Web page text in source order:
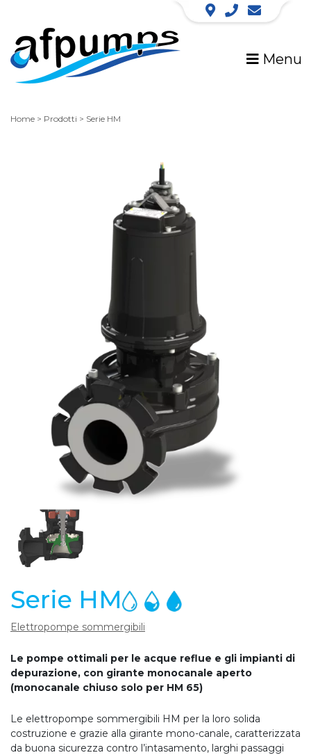
Menu
Home > Prodotti > Serie HM
Serie HM
Elettropompe sommergibili
Le pompe ottimali per le acque reflue e gli impianti di
depurazione, con girante monocanale aperto
(monocanale chiuso solo per HM 65)
Le elettropompe sommergibili HM per la loro solida
costruzione e grazie alla girante mono-canale, caratterizzata
da buona sicurezza contro l’intasamento, larghi passaggi